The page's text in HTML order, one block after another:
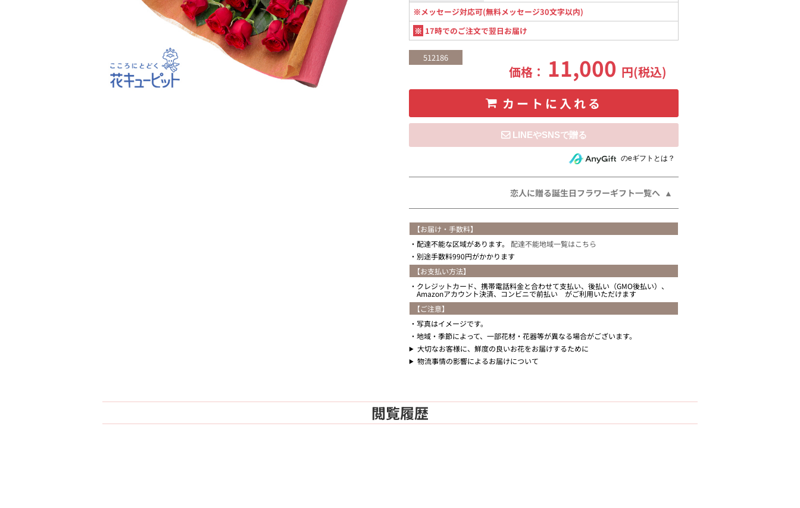
※メッセージ対応可(無料メッセージ30文字以内)
※ 17時でのご注文で翌日お届け
512186
価格： 11,000 円(税込)
カートに入れる
住所を知らない相手にeギフトで贈るのeギフトとは？
恋人に贈る誕生日フラワーギフト一覧へ
【お届け・手数料】
配達不能な区域があります。 配達不能地域一覧はこちら
別途手数料990円がかかります
【お支払い方法】
クレジットカード、携帯電話料金と合わせて支払い、後払い（GMO後払い）、
Amazonアカウント決済、コンビニで前払い がご利用いただけます
【ご注意】
写真はイメージです。
地域・季節によって、一部花材・花器等が異なる場合がございます。
大切なお客様に、鮮度の良いお花をお届けするために
物流事情の影響によるお届けについて
閲覧履歴